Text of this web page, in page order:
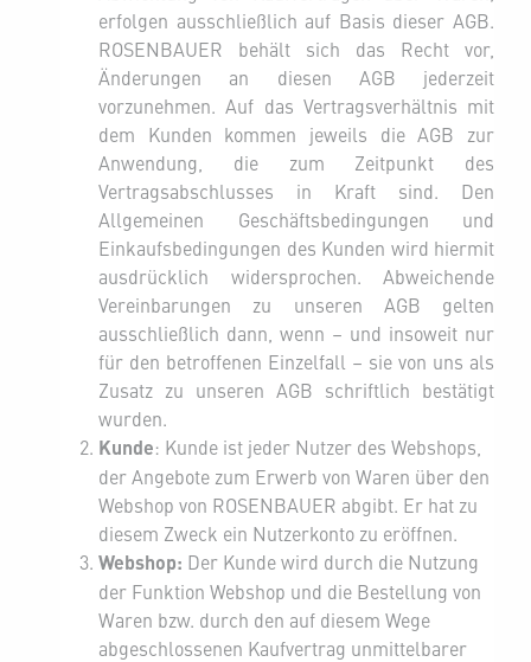
erfolgen ausschließlich auf Basis dieser AGB.
ROSENBAUER behält sich das Recht vor,
Änderungen an diesen AGB jederzeit
vorzunehmen. Auf das Vertragsverhältnis mit
dem Kunden kommen jeweils die AGB zur
Anwendung, die zum Zeitpunkt des
Vertragsabschlusses in Kraft sind. Den
Allgemeinen Geschäftsbedingungen und
Einkaufsbedingungen des Kunden wird hiermit
ausdrücklich widersprochen. Abweichende
Vereinbarungen zu unseren AGB gelten
ausschließlich dann, wenn – und insoweit nur
für den betroffenen Einzelfall – sie von uns als
Zusatz zu unseren AGB schriftlich bestätigt
wurden.
Kunde: Kunde ist jeder Nutzer des Webshops,
der Angebote zum Erwerb von Waren über den
Webshop von ROSENBAUER abgibt. Er hat zu
diesem Zweck ein Nutzerkonto zu eröffnen.
Webshop: Der Kunde wird durch die Nutzung
der Funktion Webshop und die Bestellung von
Waren bzw. durch den auf diesem Wege
abgeschlossenen Kaufvertrag unmittelbarer